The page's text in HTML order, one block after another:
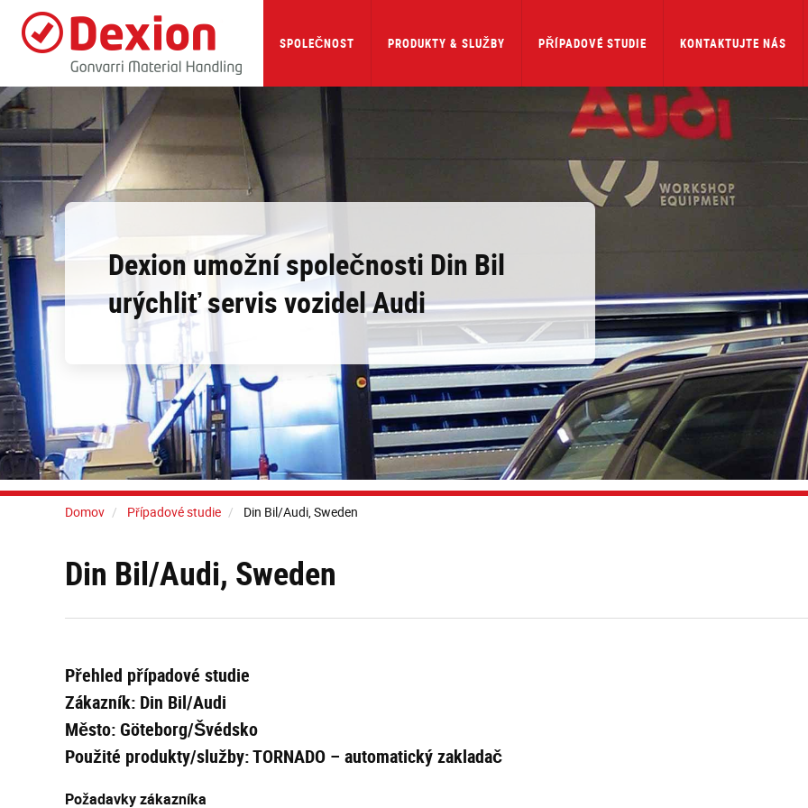
main
SPOLEČNOST PRODUKTY & SLUŽBY PŘÍPADOVÉ STUDIE KONTAKTUJTE NÁS
Dexion umožní společnosti Din Bil
urýchliť servis vozidel Audi
Domov Případové studie Din Bil/Audi, Sweden
Din Bil/Audi, Sweden
Přehled případové studie
Zákazník: Din Bil/Audi
Město: Göteborg/Švédsko
Použité produkty/služby: TORNADO – automatický zakladač
Požadavky zákazníka